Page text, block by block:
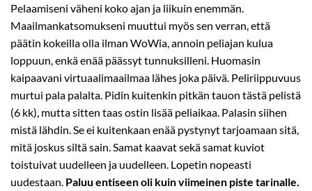
Pelaamiseni väheni koko ajan ja liikuin enemmän.
Maailmankatsomukseni muuttui myös sen verran, että
päätin kokeilla olla ilman WoWia, annoin peliajan kulua
loppuun, enkä enää päässyt tunnuksilleni. Huomasin
kaipaavani virtuaalimaailmaa lähes joka päivä. Peliriippuvuus
murtui pala palalta. Pidin kuitenkin pitkän tauon tästä pelistä
(6 kk), mutta sitten taas ostin lisää peliaikaa. Palasin siihen
mistä lähdin. Se ei kuitenkaan enää pystynyt tarjoamaan sitä,
mitä joskus siltä sain. Samat kaavat sekä samat kuviot
toistuivat uudelleen ja uudelleen. Lopetin nopeasti
uudestaan. Paluu entiseen oli kuin viimeinen piste tarinalle.